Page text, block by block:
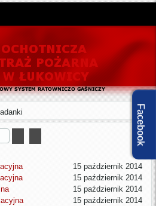
15 październik 2014
15 październik 2014
15 październik 2014
15 październik 2014
Facebook